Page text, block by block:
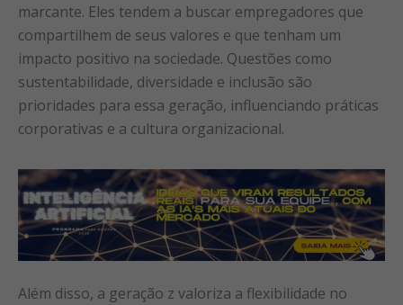
marcante. Eles tendem a buscar empregadores que
compartilhem de seus valores e que tenham um
impacto positivo na sociedade. Questões como
sustentabilidade, diversidade e inclusão são
prioridades para essa geração, influenciando práticas
corporativas e a cultura organizacional.
Além disso, a geração z valoriza a flexibilidade no